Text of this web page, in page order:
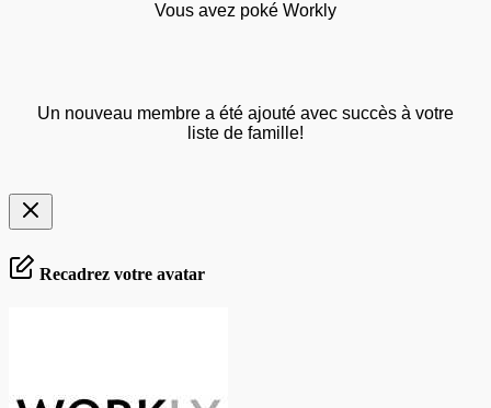
Vous avez poké Workly
Un nouveau membre a été ajouté avec succès à votre
liste de famille!
Recadrez votre avatar